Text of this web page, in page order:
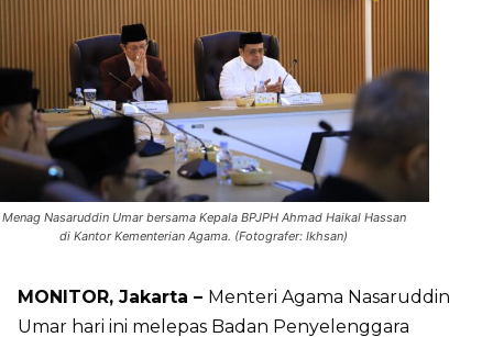
Menag Nasaruddin Umar bersama Kepala BPJPH Ahmad Haikal Hassan
di Kantor Kementerian Agama. (Fotografer: Ikhsan)
MONITOR, Jakarta – Menteri Agama Nasaruddin
Umar hari ini melepas Badan Penyelenggara